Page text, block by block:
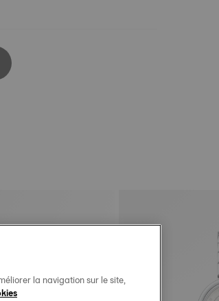
la navigation sur le site,